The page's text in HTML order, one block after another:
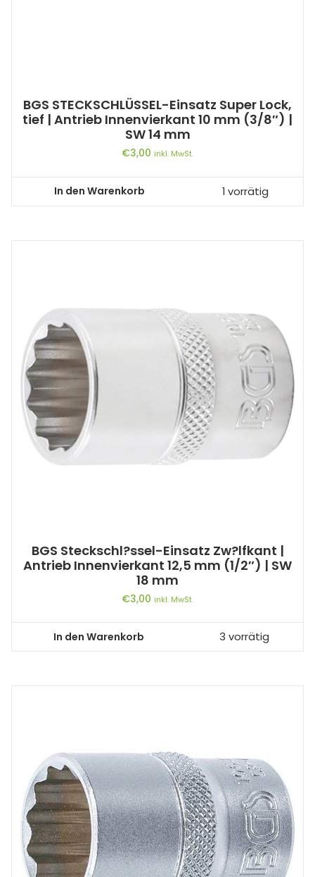
BGS STECKSCHLÜSSEL-Einsatz Super Lock,
tief | Antrieb Innenvierkant 10 mm (3/8″) |
SW 14 mm
€3,00 inkl. MwSt.
In den Warenkorb 1 vorrätig
BGS Steckschl?ssel-Einsatz Zw?lfkant |
Antrieb Innenvierkant 12,5 mm (1/2″) | SW
18 mm
€3,00 inkl. MwSt.
In den Warenkorb 3 vorrätig